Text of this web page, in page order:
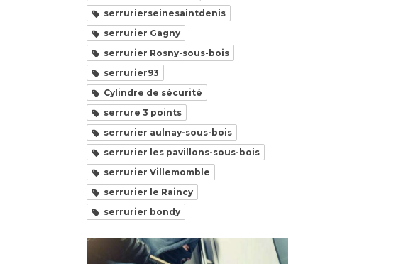
serrurierseinesaintdenis
serrurier Gagny
serrurier Rosny-sous-bois
serrurier93
Cylindre de sécurité
serrure 3 points
serrurier aulnay-sous-bois
serrurier les pavillons-sous-bois
serrurier Villemomble
serrurier le Raincy
serrurier bondy